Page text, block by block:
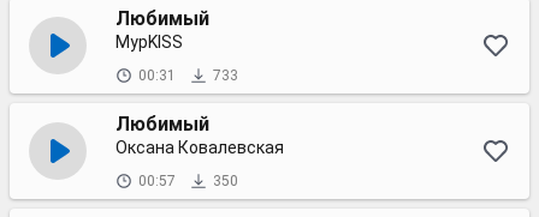
Любимый
МурKISS
00:31 733
Любимый
Оксана Ковалевская
00:57 350